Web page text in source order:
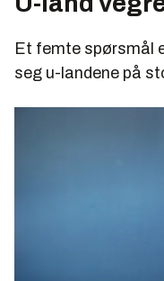
Et femte spørsmål
seg u-landene på